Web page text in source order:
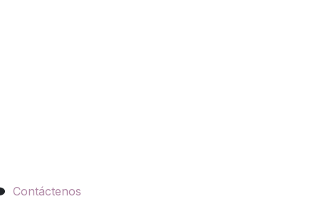
Contáctenos